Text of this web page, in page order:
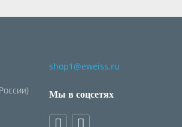
shop1@eweiss.ru
Мы в соцсетях